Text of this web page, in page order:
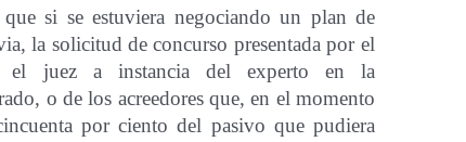
si se estuviera negociando un plan de
la solicitud de concurso presentada por el
el juez a instancia del experto en la
o de los acreedores que, en el momento
por ciento del pasivo que pudiera